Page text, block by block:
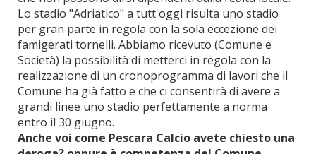
Lo stadio "Adriatico" a tutt'oggi risulta uno stadio
per gran parte in regola con la sola eccezione dei
famigerati tornelli. Abbiamo ricevuto (Comune e
Società) la possibilità di metterci in regola con la
realizzazione di un cronoprogramma di lavori che il
Comune ha già fatto e che ci consentirà di avere a
grandi linee uno stadio perfettamente a norma
entro il 30 giugno.
Anche voi come Pescara Calcio avete chiesto una